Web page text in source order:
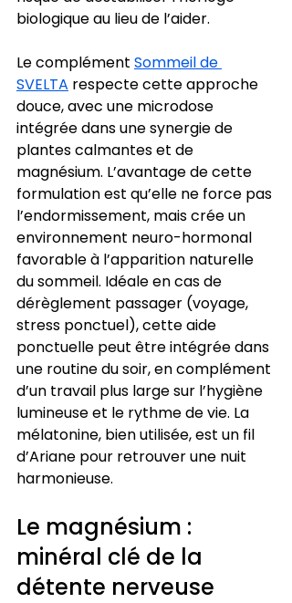
biologique au lieu de l’aider.
Le complément Sommeil de
SVELTA respecte cette approche
douce, avec une microdose
intégrée dans une synergie de
plantes calmantes et de
magnésium. L’avantage de cette
formulation est qu’elle ne force pas
l’endormissement, mais crée un
environnement neuro-hormonal
favorable à l’apparition naturelle
du sommeil. Idéale en cas de
dérèglement passager (voyage,
stress ponctuel), cette aide
ponctuelle peut être intégrée dans
une routine du soir, en complément
d’un travail plus large sur l’hygiène
lumineuse et le rythme de vie. La
mélatonine, bien utilisée, est un fil
d’Ariane pour retrouver une nuit
harmonieuse.
Le magnésium :
minéral clé de la
détente nerveuse